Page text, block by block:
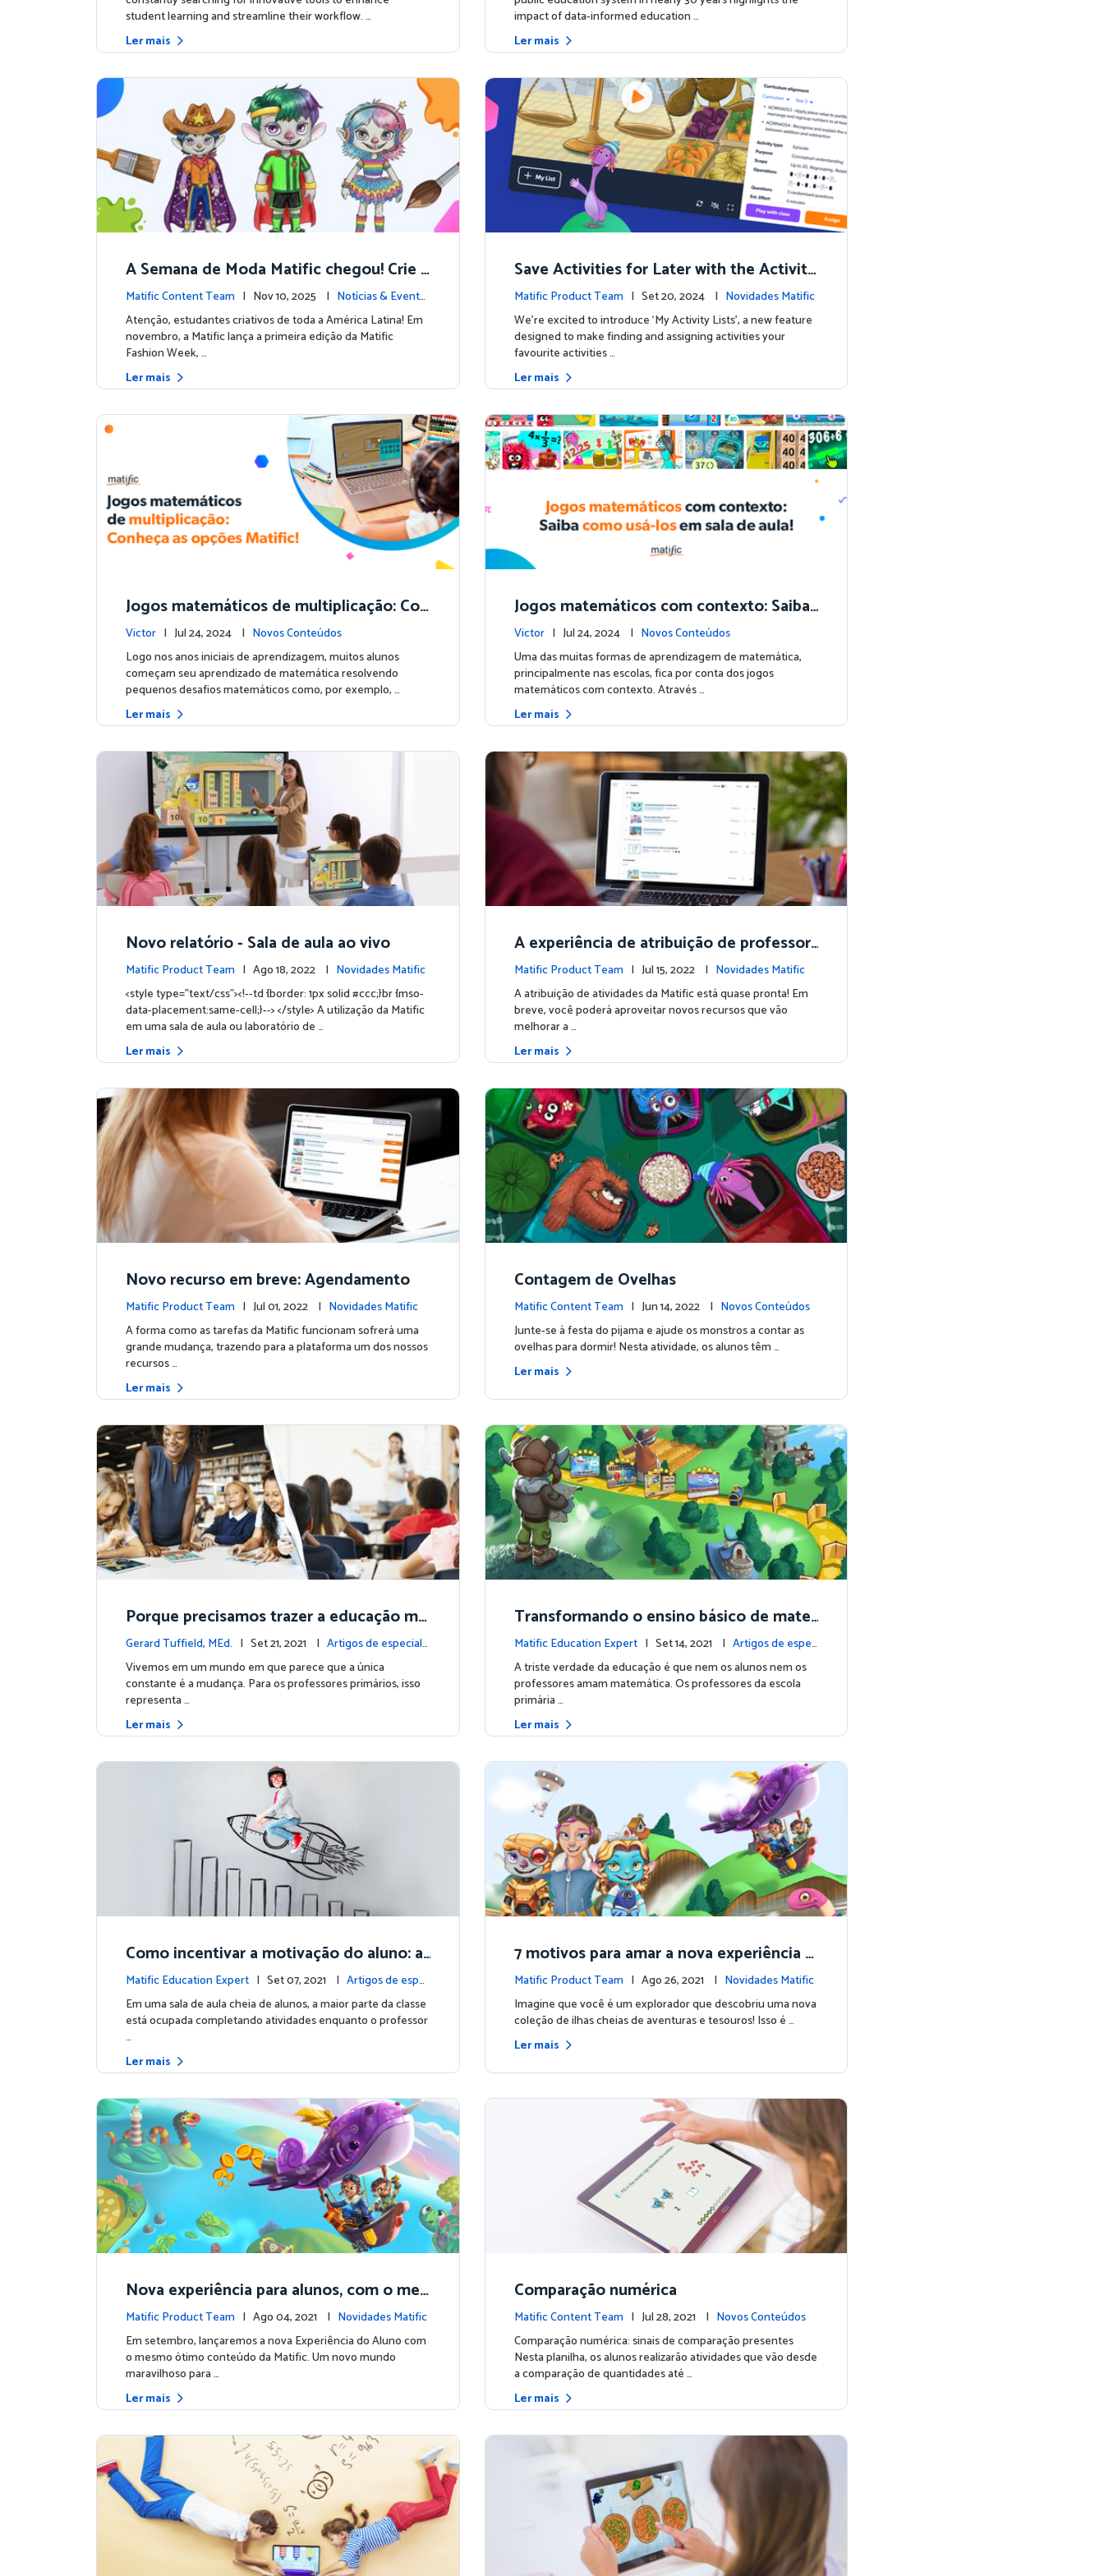
student learning and streamline their workflow. …
Ler mais
impact of data-informed education …
Ler mais
A Semana de Moda Matific chegou! Crie
o próximo look para os nossos personage
ns
Matific Content Team | Nov 10, 2025 | Notícias & Evento
s
Atenção, estudantes criativos de toda a América Latina! Em
novembro, a Matific lança a primeira edição da Matific
Fashion Week, …
Ler mais
Save Activities for Later with the Activity
Lists Feature
Matific Product Team | Set 20, 2024 | Novidades Matific
We're excited to introduce ‘My Activity Lists’, a new feature
designed to make finding and assigning activities your
favourite activities …
Ler mais
Jogos matemáticos de multiplicação: Con
heça as opções Matific!
Victor | Jul 24, 2024 | Novos Conteúdos
Logo nos anos iniciais de aprendizagem, muitos alunos
começam seu aprendizado de matemática resolvendo
pequenos desafios matemáticos como, por exemplo, …
Ler mais
Jogos matemáticos com contexto: Saiba
como integrá-los em sala de aula!
Victor | Jul 24, 2024 | Novos Conteúdos
Uma das muitas formas de aprendizagem de matemática,
principalmente nas escolas, fica por conta dos jogos
matemáticos com contexto. Através …
Ler mais
Novo relatório - Sala de aula ao vivo
Matific Product Team | Ago 18, 2022 | Novidades Matific
<style type="text/css"><!--td {border: 1px solid #ccc;}br {mso-
data-placement:same-cell;}--> </style> A utilização da Matific
em uma sala de aula ou laboratório de …
Ler mais
A experiência de atribuição de professor
es
Matific Product Team | Jul 15, 2022 | Novidades Matific
A atribuição de atividades da Matific está quase pronta! Em
breve, você poderá aproveitar novos recursos que vão
melhorar a …
Ler mais
Novo recurso em breve: Agendamento
Matific Product Team | Jul 01, 2022 | Novidades Matific
A forma como as tarefas da Matific funcionam sofrerá uma
grande mudança, trazendo para a plataforma um dos nossos
recursos …
Ler mais
Contagem de Ovelhas
Matific Content Team | Jun 14, 2022 | Novos Conteúdos
Junte-se à festa do pijama e ajude os monstros a contar as
ovelhas para dormir! Nesta atividade, os alunos têm …
Ler mais
Porque precisamos trazer a educação ma
temática para a era digital?
Gerard Tuffield, MEd. | Set 21, 2021 | Artigos de especialis
tas
Vivemos em um mundo em que parece que a única
constante é a mudança. Para os professores primários, isso
representa …
Ler mais
Transformando o ensino básico de mate
mática por meio de brincadeiras
Matific Education Expert | Set 14, 2021 | Artigos de espec
ialistas
A triste verdade da educação é que nem os alunos nem os
professores amam matemática. Os professores da escola
primária …
Ler mais
Como incentivar a motivação do aluno: a
chave para o sucesso acadêmico
Matific Education Expert | Set 07, 2021 | Artigos de espe
cialistas
Em uma sala de aula cheia de alunos, a maior parte da classe
está ocupada completando atividades enquanto o professor
…
Ler mais
7 motivos para amar a nova experiência d
o aluno da Matific
Matific Product Team | Ago 26, 2021 | Novidades Matific
Imagine que você é um explorador que descobriu uma nova
coleção de ilhas cheias de aventuras e tesouros! Isso é …
Ler mais
Nova experiência para alunos, com o mes
mo conteúdo de qualidade
Matific Product Team | Ago 04, 2021 | Novidades Matific
Em setembro, lançaremos a nova Experiência do Aluno com
o mesmo ótimo conteúdo da Matific. Um novo mundo
maravilhoso para …
Ler mais
Comparação numérica
Matific Content Team | Jul 28, 2021 | Novos Conteúdos
Comparação numérica: sinais de comparação presentes
Nesta planilha, os alunos realizarão atividades que vão desde
a comparação de quantidades até …
Ler mais